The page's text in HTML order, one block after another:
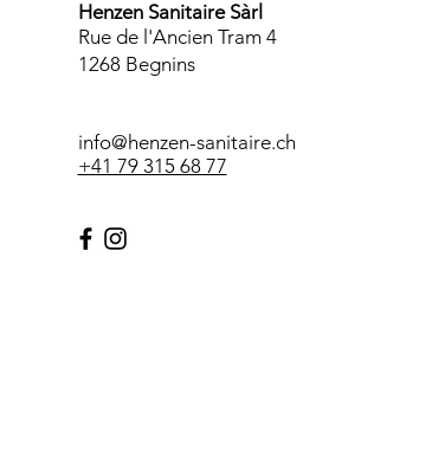
Henzen Sanitaire Sàrl
Rue de l'Ancien Tram 4
1268 Begnins
info@henzen-sanitaire.ch
+41 79 315 68 77